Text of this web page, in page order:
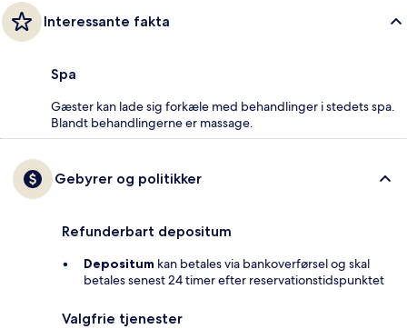
Interessante fakta
Spa
Gæster kan lade sig forkæle med behandlinger i stedets spa.
Blandt behandlingerne er massage.
Gebyrer og politikker
Refunderbart depositum
Depositum kan betales via bankoverførsel og skal
betales senest 24 timer efter reservationstidspunktet
Valgfrie tjenester